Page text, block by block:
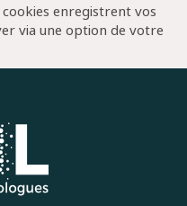
cookies enregistrent vos
via une option de votre